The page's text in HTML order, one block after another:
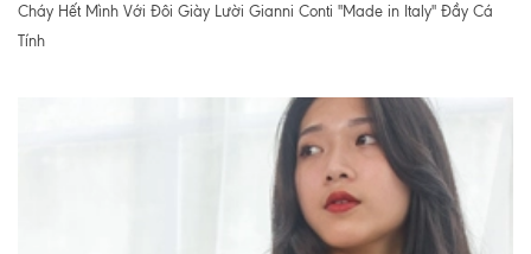
Cháy Hết Mình Với Đôi Giày Lười Gianni Conti "Made in Italy" Đầy Cá
Tính